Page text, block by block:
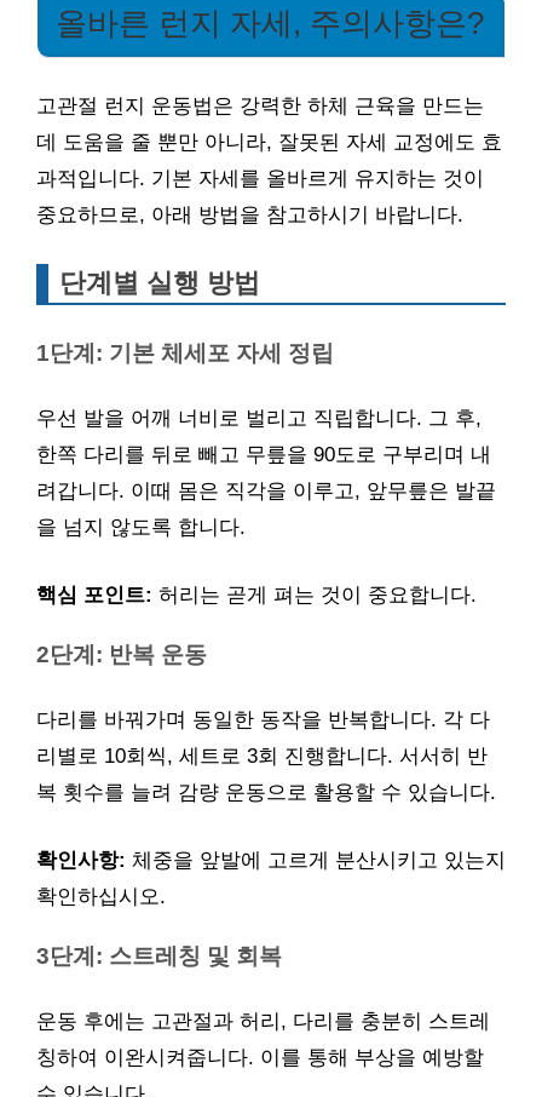
올바른 런지 자세, 주의사항은?
고관절 런지 운동법은 강력한 하체 근육을 만드는
데 도움을 줄 뿐만 아니라, 잘못된 자세 교정에도 효
과적입니다. 기본 자세를 올바르게 유지하는 것이
중요하므로, 아래 방법을 참고하시기 바랍니다.
단계별 실행 방법
1단계: 기본 체세포 자세 정립
우선 발을 어깨 너비로 벌리고 직립합니다. 그 후,
한쪽 다리를 뒤로 빼고 무릎을 90도로 구부리며 내
려갑니다. 이때 몸은 직각을 이루고, 앞무릎은 발끝
을 넘지 않도록 합니다.
핵심 포인트: 허리는 곧게 펴는 것이 중요합니다.
2단계: 반복 운동
다리를 바꿔가며 동일한 동작을 반복합니다. 각 다
리별로 10회씩, 세트로 3회 진행합니다. 서서히 반
복 횟수를 늘려 감량 운동으로 활용할 수 있습니다.
확인사항: 체중을 앞발에 고르게 분산시키고 있는지
확인하십시오.
3단계: 스트레칭 및 회복
운동 후에는 고관절과 허리, 다리를 충분히 스트레
칭하여 이완시켜줍니다. 이를 통해 부상을 예방할